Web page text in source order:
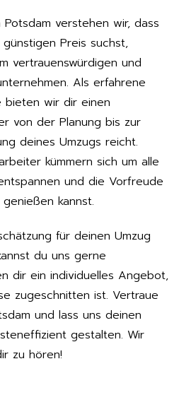
verstehen wir, dass
Preis suchst,
vertrauenswürdigen und
Als erfahrene
bieten wir dir einen
von der Planung bis zur
deines Umzugs reicht.
kümmern sich um alle
und die Vorfreude
kannst.
für deinen Umzug
du uns gerne
dir ein individuelles Angebot,
zugeschnitten ist. Vertraue
und lass uns deinen
gestalten. Wir
zu hören!